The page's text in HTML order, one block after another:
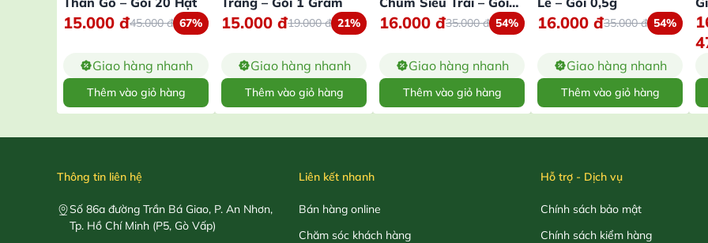
15.000 đ45.000đ 67%
Giao hàng nhanh
Thêm vào giỏ hàng
15.000 đ19.000đ 21%
Giao hàng nhanh
Thêm vào giỏ hàng
10 Hạt
16.000 đ35.000đ 54%
Giao hàng nhanh
Thêm vào giỏ hàng
16.000 đ35.000đ 54%
Giao hàng nhanh
Thêm vào giỏ hàng
Thông tin liên hệ
Số 86a đường Trần Bá Giao, P. An Nhơn,
Tp. Hồ Chí Minh (P5, Gò Vấp)
Liên kết nhanh
Bán hàng online
Chăm sóc khách hàng
Hỗ trợ - Dịch vụ
Chính sách bảo mật
Chính sách kiểm hàng